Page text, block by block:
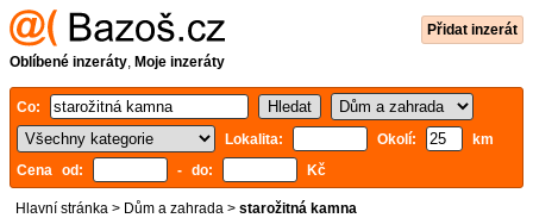
Přidat inzerát
Oblíbené inzeráty, Moje inzeráty
Co:
Lokalita:
Okolí:
km
Cena od:
- do: Kč
Hlavní stránka > Dům a zahrada > starožitná kamna